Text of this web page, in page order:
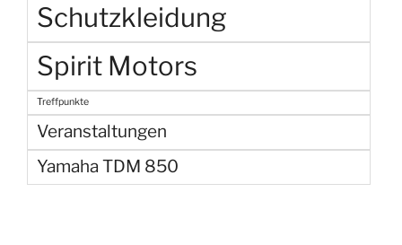
Schutzkleidung
Spirit Motors
Treffpunkte
Veranstaltungen
Yamaha TDM 850